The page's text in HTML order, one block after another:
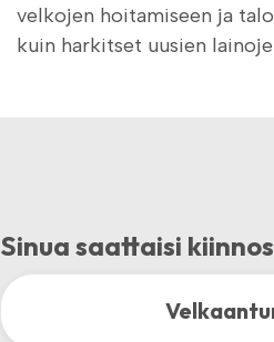
velkojen hoitamiseen ja
kuin harkitset uusien
Sinua saattaisi